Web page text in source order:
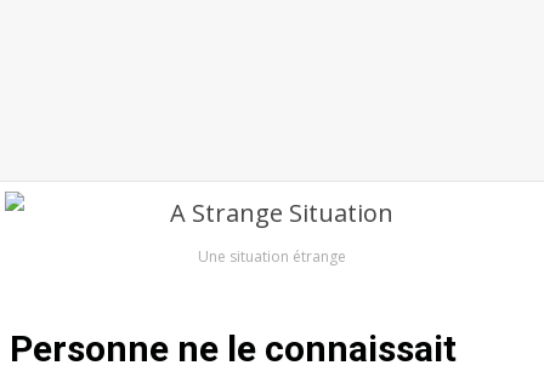
Une situation étrange
Personne ne le connaissait